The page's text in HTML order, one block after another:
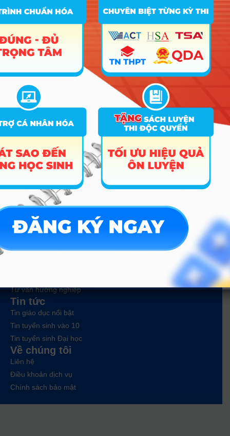
Hướng nghiệp
HOCMAI
ĐĂNG KÝ NGAY
Công cụ
Tư vấn hướng nghiệp
Tin tức
Tin giáo dục nổi bật
Tin tuyển sinh vào 10
Tin tuyển sinh Đại học
Về chúng tôi
Liên hệ
Điều khoản dịch vụ
Chính sách bảo mật